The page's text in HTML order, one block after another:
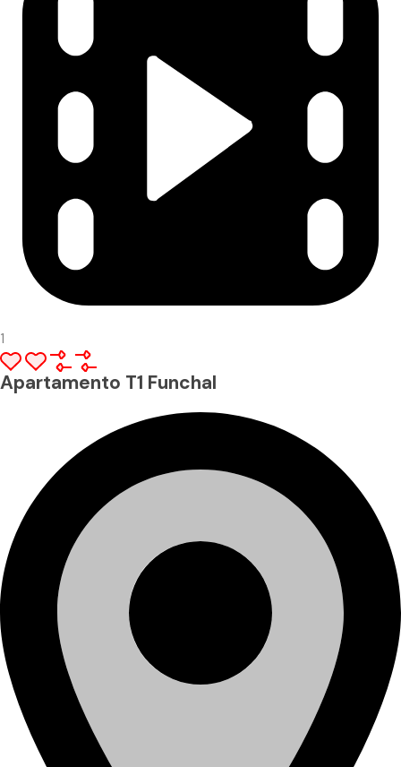
1
Apartamento T1 Funchal